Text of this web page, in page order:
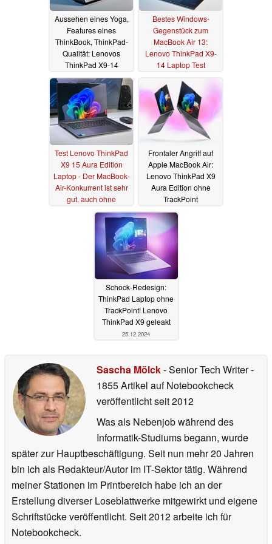
Aussehen eines Yoga,
Features eines
ThinkBook, ThinkPad-
Qualität: Lenovos
ThinkPad X9-14
bewegt sich zwischen
den Welten31.03.2025
Bestes Windows-
Gegenstück zum
MacBook Air 13:
Lenovo ThinkPad X9-
14 Laptop Test
Test Lenovo ThinkPad
X9 15 Aura Edition
Laptop - Der MacBook-
Air-Konkurrent ist sehr
gut, auch ohne
24.02.2025
Frontaler Angriff auf
Apple MacBook Air:
Lenovo ThinkPad X9
Aura Edition ohne
TrackPoint
angekündigt
Schock-Redesign:
ThinkPad Laptop ohne
TrackPoint! Lenovo
ThinkPad X9 geleakt
25.12.2024
Sascha Mölck- Senior Tech Writer-
1855 Artikel auf Notebookcheck
veröffentlichtseit 2012
Was als Nebenjob während des
Informatik-Studiums begann, wurde
später zur Hauptbeschäftigung. Seit nun mehr 20 Jahren
bin ich als Redakteur/Autor im IT-Sektor tätig. Während
meiner Stationen im Printbereich habe ich an der
Erstellung diverser Loseblattwerke mitgewirkt und eigene
Schriftstücke veröffentlicht. Seit 2012 arbeite ich für
Notebookcheck.